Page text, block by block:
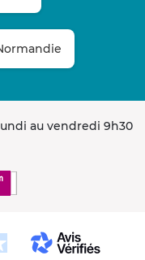
au vendredi 9h30